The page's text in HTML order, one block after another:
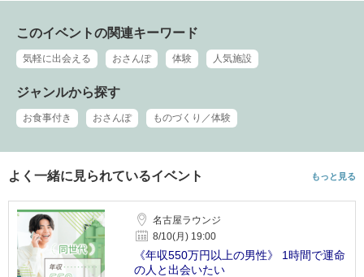
このイベントの関連キーワード
気軽に出会える おさんぽ 体験 人気施設
ジャンルから探す
お食事付き おさんぽ ものづくり／体験
よく一緒に見られているイベント もっと見る
名古屋ラウンジ
8/10(月) 19:00
《年収550万円以上の男性》 1時間で運命
の人と出会いたい